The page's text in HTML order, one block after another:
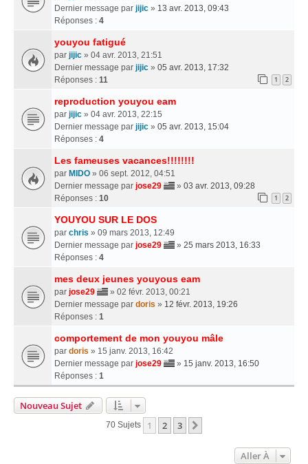
Dernier message par jijic » 13 avr. 2013, 09:43
Réponses : 4
youyou fatigué
par jijic » 04 avr. 2013, 21:51
Dernier message par jijic » 05 avr. 2013, 17:32
Réponses : 11 1 2
reproduction youyou eam
par jijic » 04 avr. 2013, 22:15
Dernier message par jijic » 05 avr. 2013, 15:04
Réponses : 4
Les fameuses vacances!!!!!!!!
par MIDO » 06 sept. 2012, 04:51
Dernier message par jose29 » 03 avr. 2013, 09:28
Réponses : 10 1 2
YOUYOU SUR LE DOS
par chris » 09 mars 2013, 12:49
Dernier message par jose29 » 25 mars 2013, 16:33
Réponses : 4
mes deux jeunes youyous eam
par jose29
» 02 févr. 2013, 00:21
Dernier message par doris » 12 févr. 2013, 19:26
Réponses : 1
comportement de mon youyou mâle
par doris » 15 janv. 2013, 16:42
Dernier message par jose29 » 15 janv. 2013, 16:50
Réponses : 1
Nouveau Sujet
70 Sujets 1 2 3
Aller À